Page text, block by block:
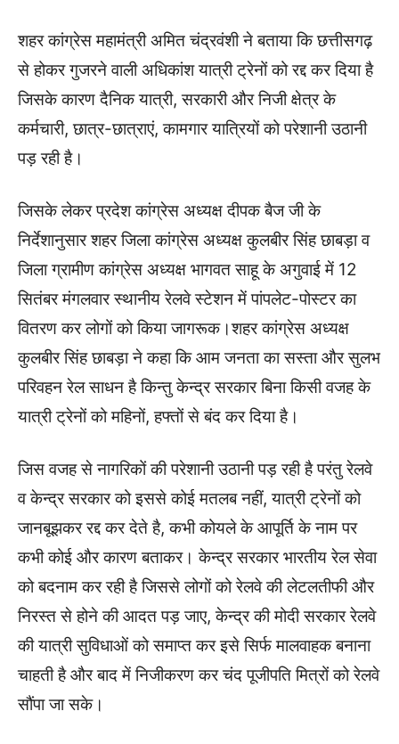
शहर कांग्रेस महामंत्री अमित चंद्रवंशी ने बताया कि छत्तीसगढ़
से होकर गुजरने वाली अधिकांश यात्री ट्रेनों को रद्द कर दिया है
जिसके कारण दैनिक यात्री, सरकारी और निजी क्षेत्र के
कर्मचारी, छात्र-छात्राएं, कामगार यात्रियों को परेशानी उठानी
पड़ रही है।
जिसके लेकर प्रदेश कांग्रेस अध्यक्ष दीपक बैज जी के
निर्देशानुसार शहर जिला कांग्रेस अध्यक्ष कुलबीर सिंह छाबड़ा व
जिला ग्रामीण कांग्रेस अध्यक्ष भागवत साहू के अगुवाई में 12
सितंबर मंगलवार स्थानीय रेलवे स्टेशन में पांपलेट-पोस्टर का
वितरण कर लोगों को किया जागरूक।शहर कांग्रेस अध्यक्ष
कुलबीर सिंह छाबड़ा ने कहा कि आम जनता का सस्ता और सुलभ
परिवहन रेल साधन है किन्तु केन्द्र सरकार बिना किसी वजह के
यात्री ट्रेनों को महिनों, हफ्तों से बंद कर दिया है।
जिस वजह से नागरिकों की परेशानी उठानी पड़ रही है परंतु रेलवे
व केन्द्र सरकार को इससे कोई मतलब नहीं, यात्री ट्रेनों को
जानबूझकर रद्द कर देते है, कभी कोयले के आपूर्ति के नाम पर
कभी कोई और कारण बताकर। केन्द्र सरकार भारतीय रेल सेवा
को बदनाम कर रही है जिससे लोगों को रेलवे की लेटलतीफी और
निरस्त से होने की आदत पड़ जाए, केन्द्र की मोदी सरकार रेलवे
की यात्री सुविधाओं को समाप्त कर इसे सिर्फ मालवाहक बनाना
चाहती है और बाद में निजीकरण कर चंद पूजीपति मित्रों को रेलवे
सौंपा जा सके।